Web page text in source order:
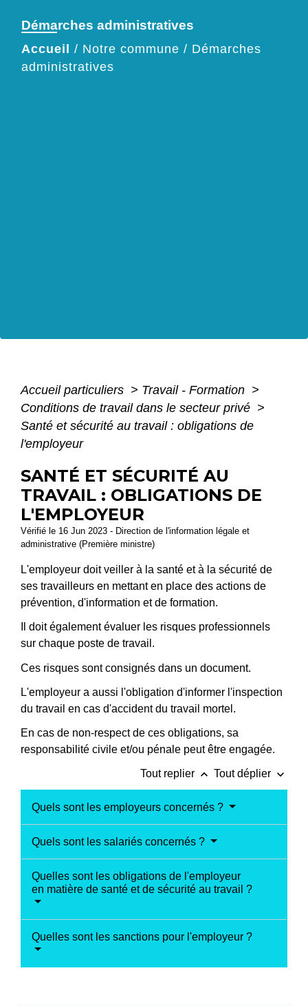
Démarches administratives
Accueil / Notre commune / Démarches
administratives
Accueil particuliers > Travail - Formation >
Conditions de travail dans le secteur privé >
Santé et sécurité au travail : obligations de
l'employeur
SANTÉ ET SÉCURITÉ AU
TRAVAIL : OBLIGATIONS DE
L'EMPLOYEUR
Vérifié le 16 Jun 2023 - Direction de l'information légale et
administrative (Première ministre)
L'employeur doit veiller à la santé et à la sécurité de
ses travailleurs en mettant en place des actions de
prévention, d'information et de formation.
Il doit également évaluer les risques professionnels
sur chaque poste de travail.
Ces risques sont consignés dans un document.
L'employeur a aussi l'obligation d'informer l'inspection
du travail en cas d'accident du travail mortel.
En cas de non-respect de ces obligations, sa
responsabilité civile et/ou pénale peut être engagée.
Tout replier keyboard_arrow_up Tout déplier keyboard_arrow_down
Quels sont les employeurs concernés ?
Quels sont les salariés concernés ?
Quelles sont les obligations de l'employeur
en matière de santé et de sécurité au travail ?
Quelles sont les sanctions pour l'employeur ?